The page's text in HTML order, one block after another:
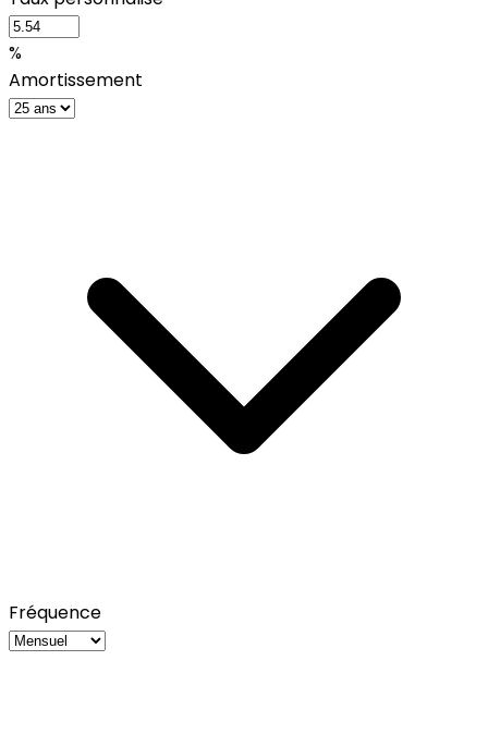
%
Amortissement
Fréquence